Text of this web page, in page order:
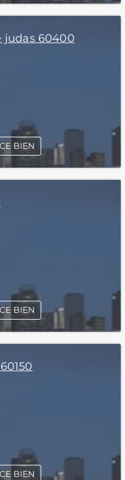
judas 60400
BIEN
BIEN
BIEN